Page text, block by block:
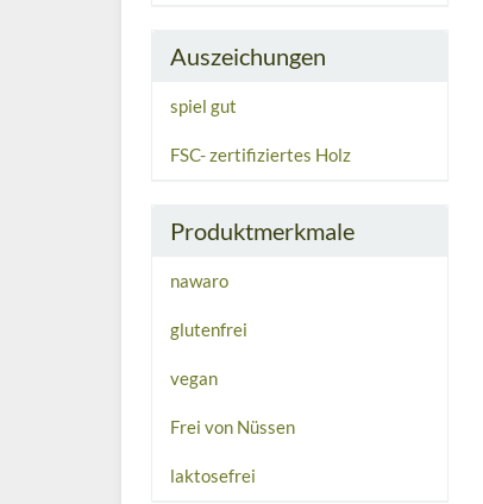
Auszeichungen
spiel gut
FSC- zertifiziertes Holz
Produktmerkmale
nawaro
glutenfrei
vegan
Frei von Nüssen
laktosefrei